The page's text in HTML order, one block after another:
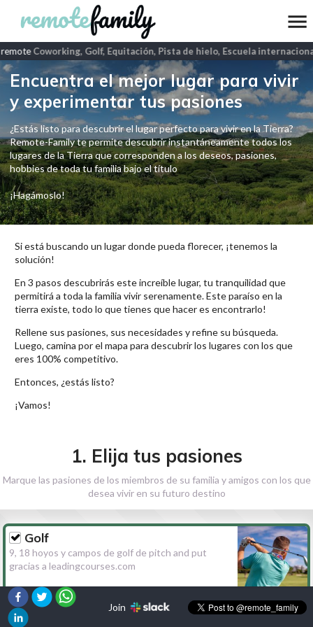
Coworking, Golf, Equitación, Pista de hielo, Escuela
Encuentra el mejor lugar para vivir
y experimentar tus pasiones
¿Estás listo para descubrir el lugar perfecto para vivir en la Tierra?
Remote-Family te permite descubrir instantáneamente todos los
lugares de la Tierra que corresponden a los deseos, pasiones,
hobbies de toda tu familia bajo el título
¡Hagámoslo!
Si está buscando un lugar donde pueda florecer, ¡tenemos la
solución!
En 3 pasos descubrirás este increíble lugar, tu tranquilidad que
permitirá a toda la familia vivir serenamente. Este paraíso en la
tierra existe, todo lo que tienes que hacer es encontrarlo!
Rellene sus pasiones, sus necesidades y refine su búsqueda.
Luego, camina por el mapa para descubrir los lugares con los que
eres 100% competitivo.
Entonces, ¿estás listo?
¡Vamos!
1. Elija tus pasiones
Marque las pasiones de los miembros de su familia y amigos con los que
desea vivir en su futuro destino
Golf
9, 18 hoyos y campos de golf de pitch and put
gracias a leadingcourses.com
Senderismo
Join